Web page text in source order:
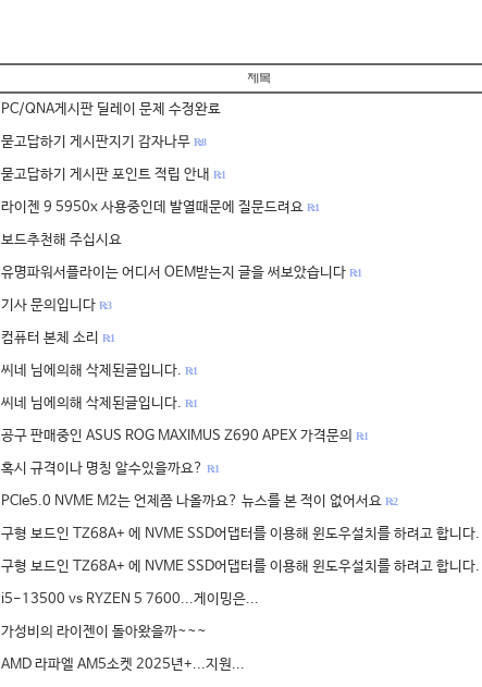
PC/QNA게시판 딜레이 문제 수정완료
묻고답하기 게시판지기 감자나무 R: 8
묻고답하기 게시판 포인트 적립 안내 R: 1
라이젠 9 5950x 사용중인데 발열때문에 질문드려요 R: 1
보드추천해 주십시요
유명파워서플라이는 어디서 OEM받는지 글을 써보았습니다 R: 1
기사 문의입니다 R: 3
컴퓨터 본체 소리 R: 1
씨네 님에의해 삭제된글입니다. R: 1
씨네 님에의해 삭제된글입니다. R: 1
공구 판매중인 ASUS ROG MAXIMUS Z690 APEX 가격문의 R: 1
혹시 규격이나 명칭 알수있을까요? R: 1
PCIe5.0 NVME M2는 언제쯤 나올까요? 뉴스를 본 적이 없어서요 R: 2
구형 보드인 TZ68A+ 에 NVME SSD어댑터를 이용해 윈도우설치를 하려고 합니다.
구형 보드인 TZ68A+ 에 NVME SSD어댑터를 이용해 윈도우설치를 하려고 합니다.
i5-13500 vs RYZEN 5 7600...게이밍은...
가성비의 라이젠이 돌아왔을까~~~
AMD 라파엘 AM5소켓 2025년+...지원...